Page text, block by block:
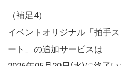
（補足4）
イベントオリジナル「拍手
ート」の追加サービスは